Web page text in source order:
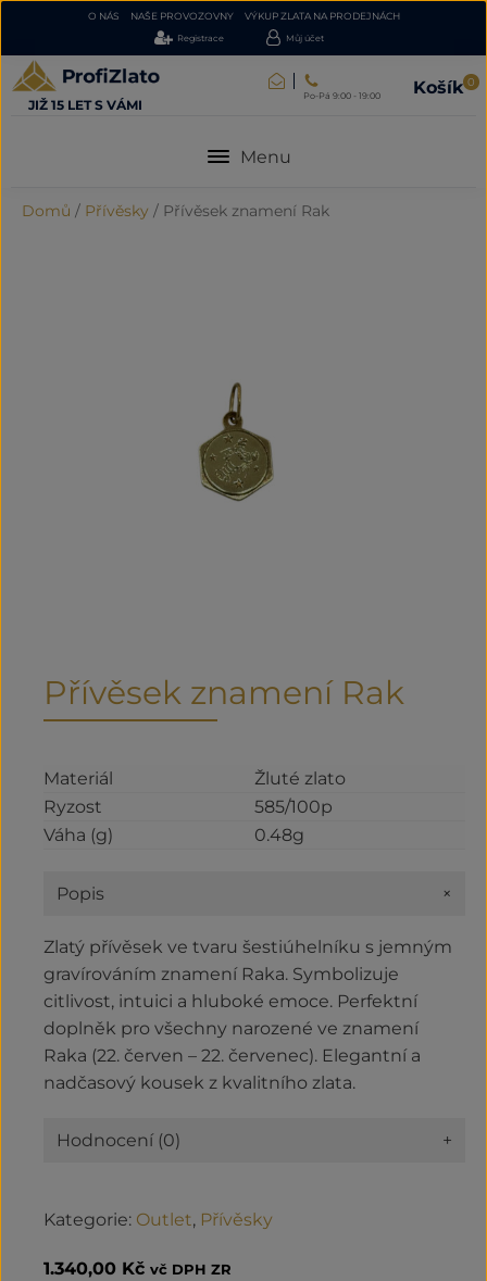
O NÁS NAŠE PROVOZOVNY VÝKUP ZLATA NA PRODEJNÁCH
Registrace Můj účet
JIŽ 15 LET S VÁMI
Po-Pá 9:00 - 19:00 Košík 0
Menu
Domů / Přívěsky / Přívěsek znamení Rak
Přívěsek znamení Rak
Materiál
Žluté zlato
Ryzost
585/100p
Váha (g)
0.48g
Popis +
Zlatý přívěsek ve tvaru šestiúhelníku s jemným
gravírováním znamení Raka. Symbolizuje
citlivost, intuici a hluboké emoce. Perfektní
doplněk pro všechny narozené ve znamení
Raka (22. červen – 22. červenec). Elegantní a
nadčasový kousek z kvalitního zlata.
Hodnocení (0) +
Kategorie: Outlet, Přívěsky
1.340,00 Kč vč DPH ZR